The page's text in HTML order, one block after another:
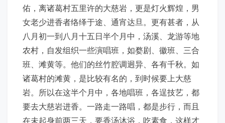
佑，离诸葛村五里许的大慈岩，更是灯火辉煌，男
女老少进香者络绎于途、通宵达旦。更有甚者，从
八月初一到八月十五日半个月中，汤溪、龙游等地
农村，自发组织一些演唱班，如婺剧、徽班、三合
班、滩黄等。他们的丝竹腔调迥异、各有千秋。如
诸葛村的滩黄，是比较有名的，到时候要上大慈
岩。所以在这半个月中，各地唱班，各逞技艺，都
要去大慈岩进香。一路走一路唱，都是步行，而且
在未起身前两三天，要香汤沐浴，吃素食，这样才